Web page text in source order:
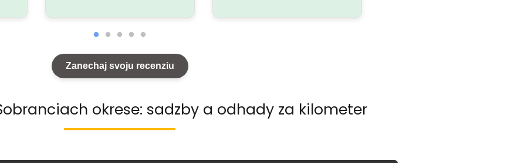
Zanechaj svoju recenziu
okrese: sadzby a odhady za kilometer